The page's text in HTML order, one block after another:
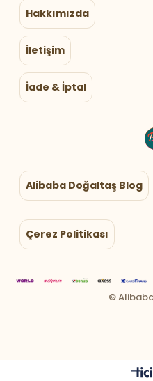
Hakkımızda
İletişim
İade & İptal
Alibaba Doğaltaş Blog
Çerez Politikası